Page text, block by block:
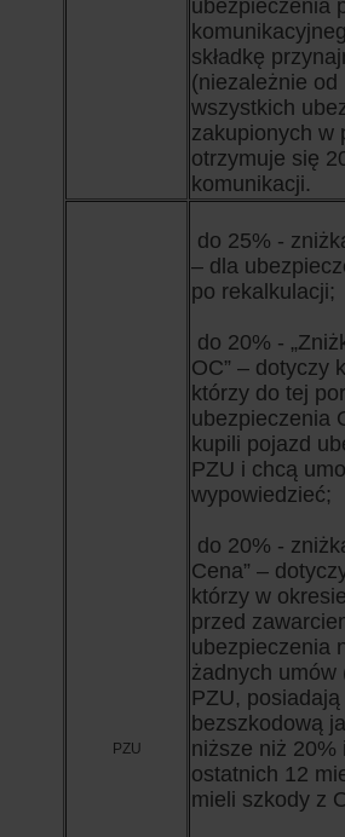
ubezpieczenia
składkę
(niezależnie od
wszystkich
zakupionych w
otrzymuje się
komunikacji.
PZU
do 25% -
– dla
po rekalkulacji;
do 20% -
OC” – dotyczy
którzy do tej
ubezpieczenia
kupili pojazd
PZU i chcą
wypowiedzieć;
do 20% -
Cena” –
którzy w
przed
ubezpieczenia
żadnych umów
PZU,
bezszkodową
niższe niż 20%
ostatnich 12
mieli szkody z